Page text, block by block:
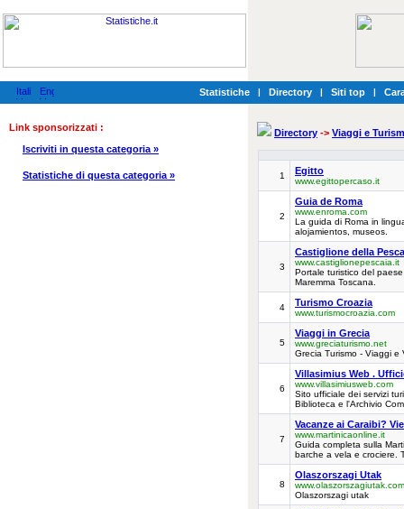
Statistiche | Directory | Siti top |
Link sponsorizzati :
Iscriviti in questa categoria »
Statistiche di questa categoria »
Directory -> Viaggi e
1 Egitto
www.egittopercaso.it
2
Guia de Roma
www.enroma.com
La guida di Roma in
alojamientos, museos.
3
Castiglione della
www.castiglionepescaia.it
Portale turistico del
Maremma Toscana.
4 Turismo Croazia
www.turismocroazia.com
5
Viaggi in Grecia
www.greciaturismo.net
Grecia Turismo - Viaggi e
6
Villasimius Web .
www.villasimiusweb.com
Sito ufficiale dei servizi
Biblioteca e l'Archivio
7
Vacanze ai Caraibi?
www.martinicaonline.it
Guida completa sulla
barche a vela e crociere.
8
Olaszorszagi Utak
www.olaszorszagiutak.com
Olaszorszagi utak